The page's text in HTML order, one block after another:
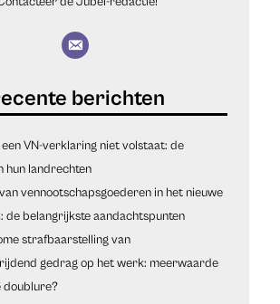
VN-verklaring niet volstaat: de
hun landrechten
vennootschapsgoederen in het nieuwe
belangrijkste aandachtspunten
strafbaarstelling van
gedrag op het werk: meerwaarde
doublure?